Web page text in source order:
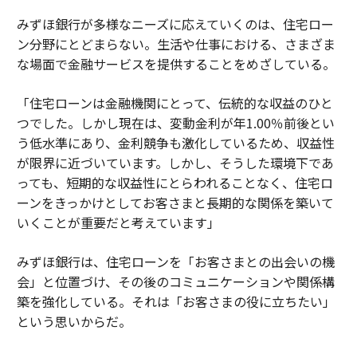
みずほ銀行が多様なニーズに応えていくのは、住宅ロー
ン分野にとどまらない。生活や仕事における、さまざま
な場面で金融サービスを提供することをめざしている。
「住宅ローンは金融機関にとって、伝統的な収益のひと
つでした。しかし現在は、変動金利が年1.00％前後とい
う低水準にあり、金利競争も激化しているため、収益性
が限界に近づいています。しかし、そうした環境下であ
っても、短期的な収益性にとらわれることなく、住宅ロ
ーンをきっかけとしてお客さまと長期的な関係を築いて
いくことが重要だと考えています」
みずほ銀行は、住宅ローンを「お客さまとの出会いの機
会」と位置づけ、その後のコミュニケーションや関係構
築を強化している。それは「お客さまの役に立ちたい」
という思いからだ。